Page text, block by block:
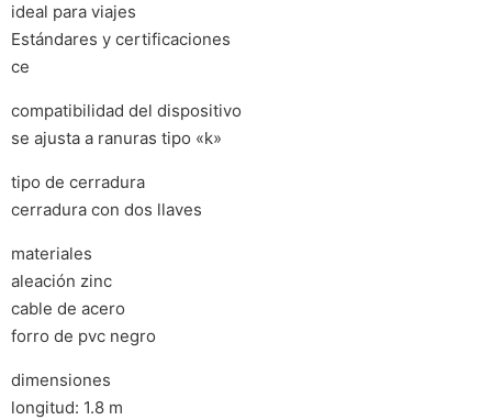
ideal para viajes
Estándares y certificaciones
ce
compatibilidad del dispositivo
se ajusta a ranuras tipo «k»
tipo de cerradura
cerradura con dos llaves
materiales
aleación zinc
cable de acero
forro de pvc negro
dimensiones
longitud: 1.8 m